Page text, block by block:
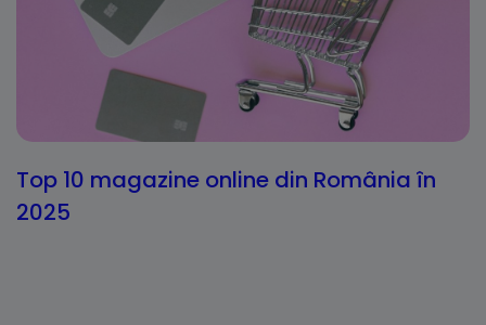
Top 10 magazine online din România în
2025